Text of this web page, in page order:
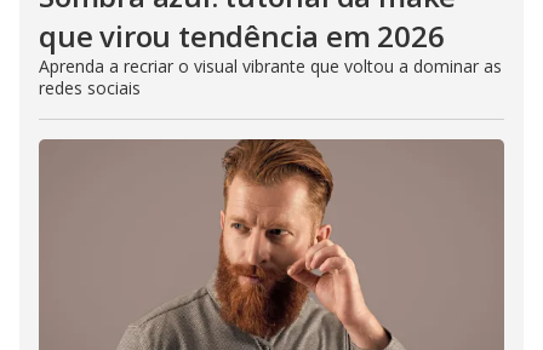
que virou tendência em 2026
Aprenda a recriar o visual vibrante que voltou a dominar as
redes sociais